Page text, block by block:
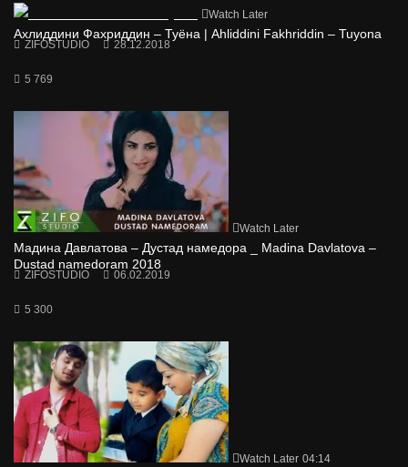
Watch Later
Ахлиддини Фахриддин – Туёна | Ahliddini Fakhriddin – Tuyona
ZIFOSTUDIO 28.12.2018
5 769
Watch Later
Мадина Давлатова – Дустад намедора _ Madina Davlatova –
Dustad namedoram 2018
ZIFOSTUDIO 06.02.2019
5 300
Watch Later 04:14